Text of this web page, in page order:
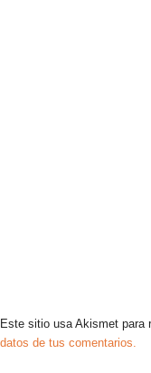
Este sitio usa Akismet para
datos de tus comentarios.